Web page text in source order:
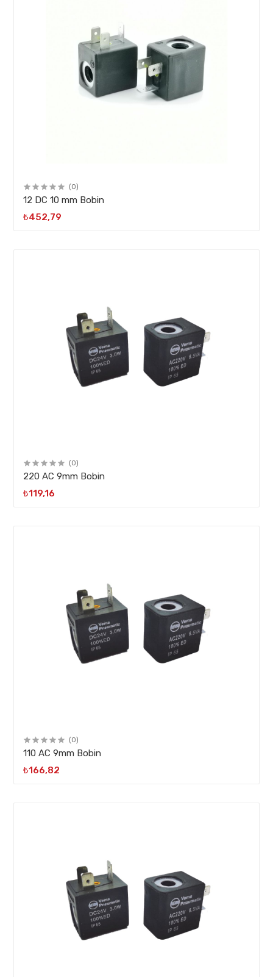
(0)
12 DC 10 mm Bobin
₺452,79
(0)
220 AC 9mm Bobin
₺119,16
(0)
110 AC 9mm Bobin
₺166,82